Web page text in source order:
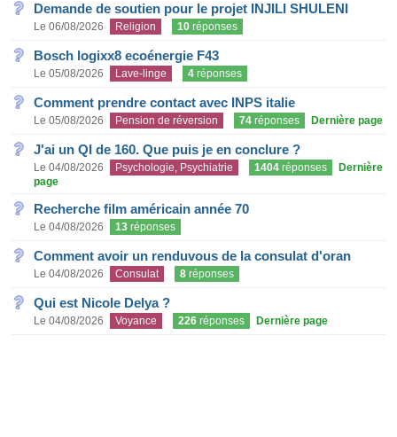
Demande de soutien pour le projet INJILI SHULENI
Le 06/08/2026 Religion 10 réponses
Bosch logixx8 ecoénergie F43
Le 05/08/2026 Lave-linge 4 réponses
Comment prendre contact avec INPS italie
Le 05/08/2026 Pension de réversion 74 réponses Dernière page
J'ai un QI de 160. Que puis je en conclure ?
Le 04/08/2026 Psychologie, Psychiatrie 1404 réponses
Dernière
page
Recherche film américain année 70
Le 04/08/2026 13 réponses
Comment avoir un renduvous de la consulat d'oran
Le 04/08/2026 Consulat 8 réponses
Qui est Nicole Delya ?
Le 04/08/2026 Voyance 226 réponses Dernière page